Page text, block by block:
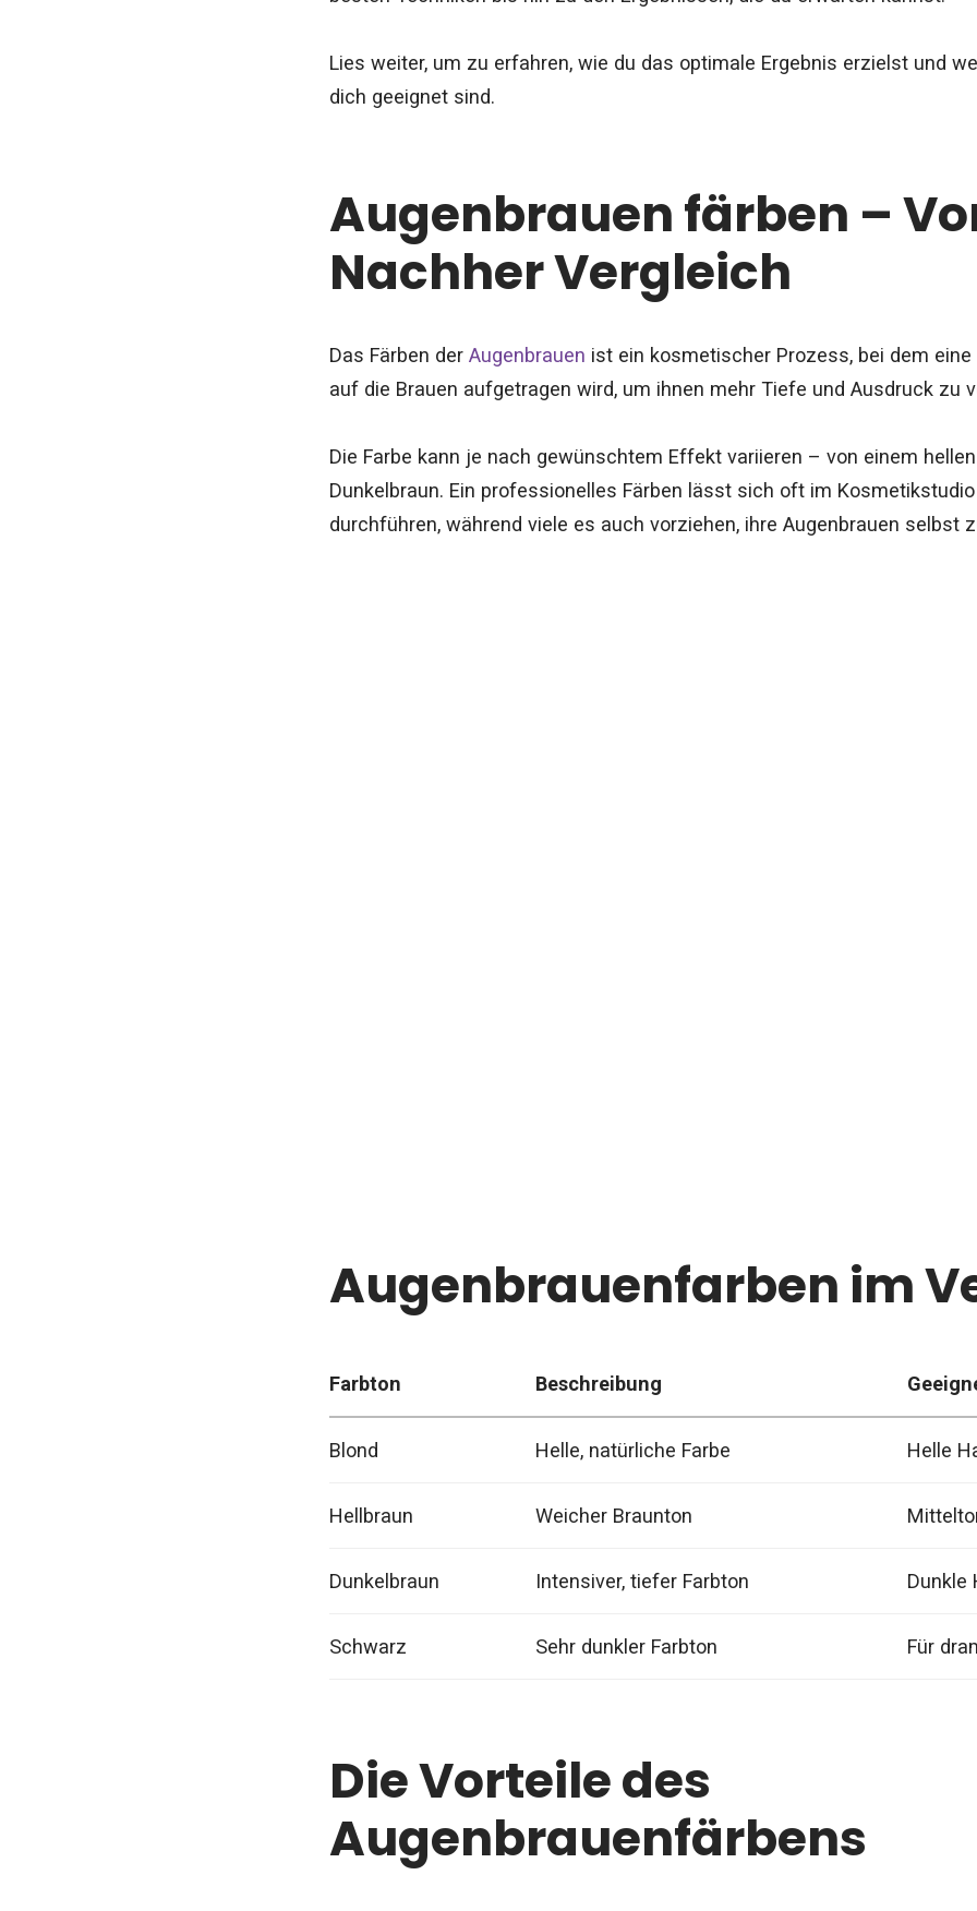
Lies weiter, um zu erfahren, wie du das optimale Ergebnis erzielst und
dich geeignet sind.
Augenbrauen färben –
Nachher Vergleich
Das Färben der Augenbrauen ist ein kosmetischer Prozess, bei dem
auf die Brauen aufgetragen wird, um ihnen mehr Tiefe und Ausdruck zu
Die Farbe kann je nach gewünschtem Effekt variieren – von einem
Dunkelbraun. Ein professionelles Färben lässt sich oft im
durchführen, während viele es auch vorziehen, ihre Augenbrauen selbst
Augenbrauenfarben im
Farbton Beschreibung
Blond Helle, natürliche Farbe Helle
Hellbraun Weicher Braunton
Dunkelbraun Intensiver, tiefer Farbton Dunkle
Schwarz Sehr dunkler Farbton Für
Die Vorteile des
Augenbrauenfärbens